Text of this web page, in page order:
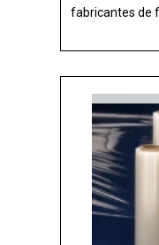
fabricantes de